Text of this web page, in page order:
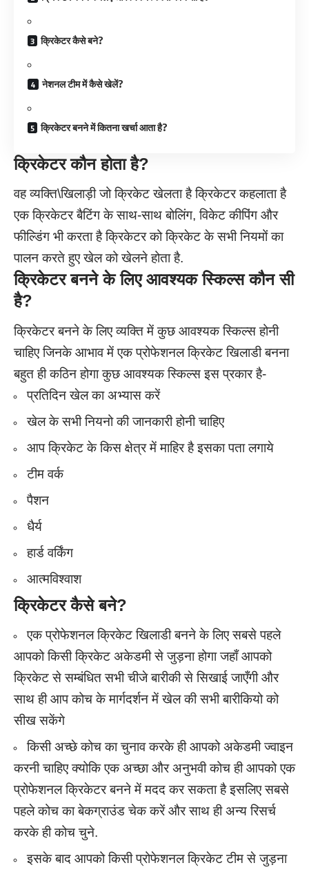
क्रिकेटर कैसे बने?
नेशनल टीम में कैसे खेलें?
क्रिकेटर बनने में कितना खर्चा आता है?
क्रिकेटर कौन होता है?
वह व्यक्ति\खिलाड़ी जो क्रिकेट खेलता है क्रिकेटर कहलाता है
एक क्रिकेटर बैटिंग के साथ-साथ बोलिंग, विकेट कीपिंग और
फील्डिंग भी करता है क्रिकेटर को क्रिकेट के सभी नियमों का
पालन करते हुए खेल को खेलने होता है.
क्रिकेटर बनने के लिए आवश्यक स्किल्स कौन सी
है?
क्रिकेटर बनने के लिए व्यक्ति में कुछ आवश्यक स्किल्स होनी
चाहिए जिनके आभाव में एक प्रोफेशनल क्रिकेट खिलाडी बनना
बहुत ही कठिन होगा कुछ आवश्यक स्किल्स इस प्रकार है-
प्रतिदिन खेल का अभ्यास करें
खेल के सभी नियनो की जानकारी होनी चाहिए
आप क्रिकेट के किस क्षेत्र में माहिर है इसका पता लगाये
टीम वर्क
पैशन
धैर्य
हार्ड वर्किंग
आत्मविश्वाश
क्रिकेटर कैसे बने?
एक प्रोफेशनल क्रिकेट खिलाडी बनने के लिए सबसे पहले
आपको किसी क्रिकेट अकेडमी से जुड़ना होगा जहाँ आपको
क्रिकेट से सम्बंधित सभी चीजे बारीकी से सिखाई जाएँगी और
साथ ही आप कोच के मार्गदर्शन में खेल की सभी बारीकियो को
सीख सकेंगे
किसी अच्छे कोच का चुनाव करके ही आपको अकेडमी ज्वाइन
करनी चाहिए क्योकि एक अच्छा और अनुभवी कोच ही आपको एक
प्रोफेशनल क्रिकेटर बनने में मदद कर सकता है इसलिए सबसे
पहले कोच का बेकग्राउंड चेक करें और साथ ही अन्य रिसर्च
करके ही कोच चुने.
इसके बाद आपको किसी प्रोफेशनल क्रिकेट टीम से जुड़ना